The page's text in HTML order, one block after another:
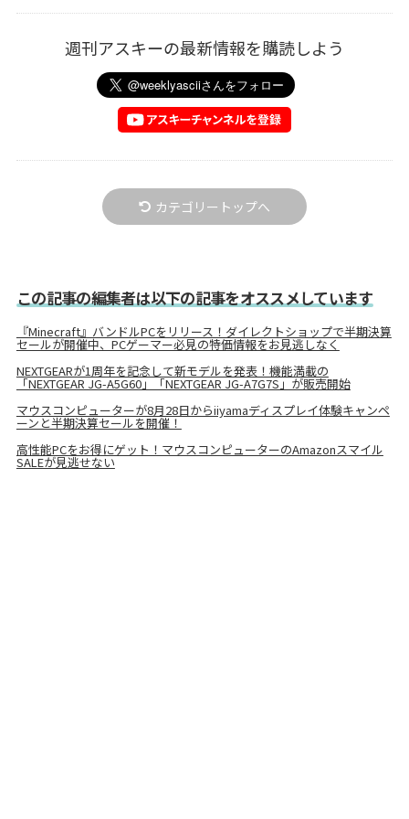
週刊アスキーの最新情報を購読しよう
カテゴリートップへ
この記事の編集者は以下の記事をオススメしています
『Minecraft』バンドルPCをリリース！ダイレクトショップで半期決算
セールが開催中、PCゲーマー必見の特価情報をお見逃しなく
NEXTGEARが1周年を記念して新モデルを発表！機能満載の
「NEXTGEAR JG-A5G60」「NEXTGEAR JG-A7G7S」が販売開始
マウスコンピューターが8月28日からiiyamaディスプレイ体験キャンペ
ーンと半期決算セールを開催！
高性能PCをお得にゲット！マウスコンピューターのAmazonスマイル
SALEが見逃せない